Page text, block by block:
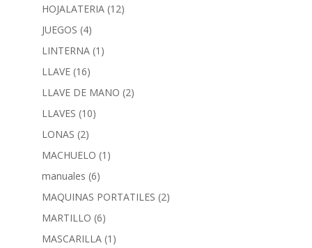
HOJALATERIA (12)
JUEGOS (4)
LINTERNA (1)
LLAVE (16)
LLAVE DE MANO (2)
LLAVES (10)
LONAS (2)
MACHUELO (1)
manuales (6)
MAQUINAS PORTATILES (2)
MARTILLO (6)
MASCARILLA (1)